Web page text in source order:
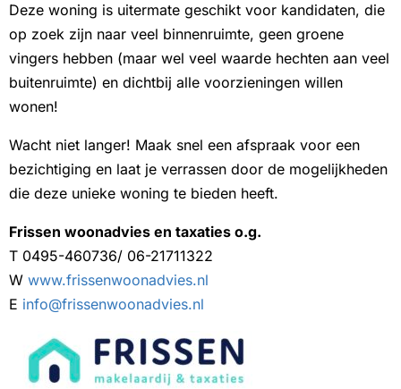
Deze woning is uitermate geschikt voor kandidaten, die
op zoek zijn naar veel binnenruimte, geen groene
vingers hebben (maar wel veel waarde hechten aan veel
buitenruimte) en dichtbij alle voorzieningen willen
wonen!
Wacht niet langer! Maak snel een afspraak voor een
bezichtiging en laat je verrassen door de mogelijkheden
die deze unieke woning te bieden heeft.
Frissen woonadvies en taxaties o.g.
T 0495-460736/ 06-21711322
W www.frissenwoonadvies.nl
E info@frissenwoonadvies.nl